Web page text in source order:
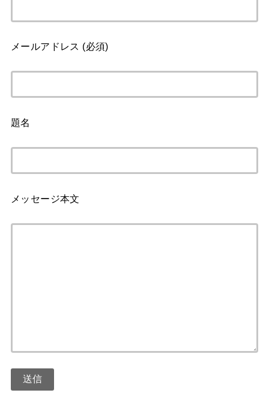
メールアドレス (必須)
題名
メッセージ本文